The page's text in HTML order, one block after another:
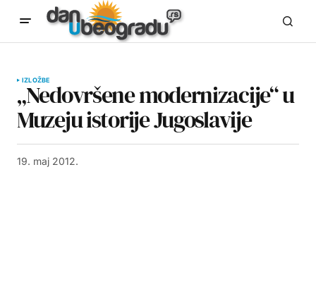
IZLOŽBE
„Nedovršene modernizacije“ u
Muzeju istorije Jugoslavije
19. maj 2012.